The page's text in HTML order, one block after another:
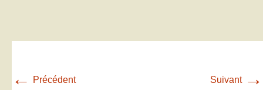
← Précédent Suivant →